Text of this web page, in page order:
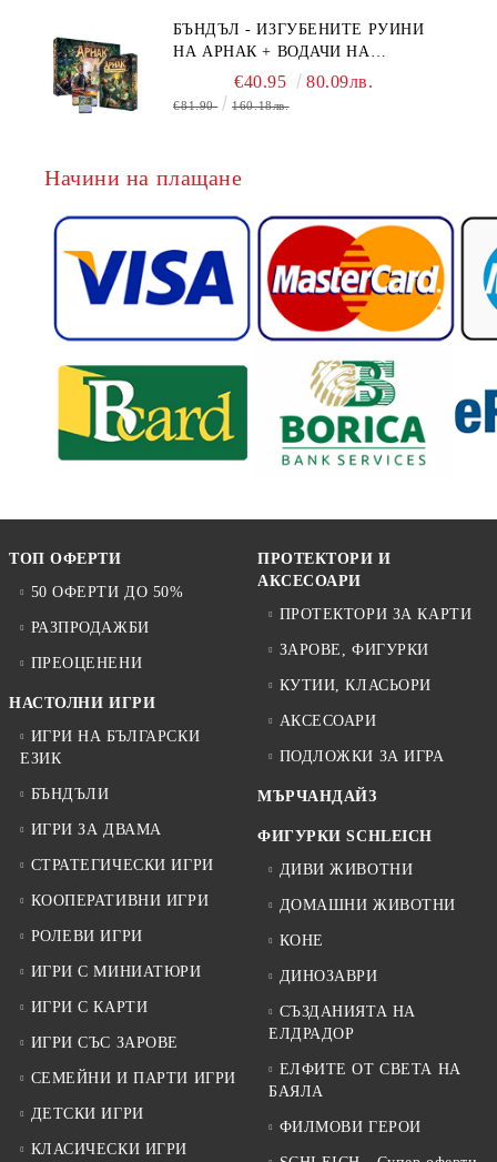
БЪНДЪЛ - ИЗГУБЕНИТЕ РУИНИ
НА АРНАК + ВОДАЧИ НА
ЕКСПЕДИЦИИ + ПРОМО КАРТИ
БЕЗПЛАТНО
€40.95 80.09лв.
€81.90 160.18лв.
Начини на плащане
ТОП ОФЕРТИ
50 ОФЕРТИ ДО 50%
РАЗПРОДАЖБИ
ПРЕОЦЕНЕНИ
НАСТОЛНИ ИГРИ
ИГРИ НА БЪЛГАРСКИ
ЕЗИК
БЪНДЪЛИ
ИГРИ ЗА ДВАМА
СТРАТЕГИЧЕСКИ ИГРИ
КООПЕРАТИВНИ ИГРИ
РОЛЕВИ ИГРИ
ИГРИ С МИНИАТЮРИ
ИГРИ С КАРТИ
ИГРИ СЪС ЗАРОВЕ
СЕМЕЙНИ И ПАРТИ ИГРИ
ДЕТСКИ ИГРИ
КЛАСИЧЕСКИ ИГРИ
ПРОТЕКТОРИ И
АКСЕСОАРИ
ПРОТЕКТОРИ ЗА КАРТИ
ЗАРОВЕ, ФИГУРКИ
КУТИИ, КЛАСЬОРИ
АКСЕСОАРИ
ПОДЛОЖКИ ЗА ИГРА
МЪРЧАНДАЙЗ
ФИГУРКИ SCHLEICH
ДИВИ ЖИВОТНИ
ДОМАШНИ ЖИВОТНИ
КОНЕ
ДИНОЗАВРИ
СЪЗДАНИЯТА НА
ЕЛДРАДОР
ЕЛФИТЕ ОТ СВЕТА НА
БАЯЛА
ФИЛМОВИ ГЕРОИ